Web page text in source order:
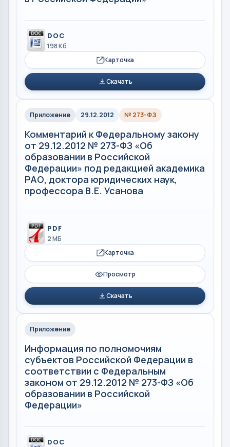
DOC
198 Кб
Карточка
Скачать
Приложение 29.12.2012 № 273-ФЗ
Комментарий к Федеральному закону
от 29.12.2012 № 273-ФЗ «Об
образовании в Российской
Федерации» под редакцией академика
РАО, доктора юридических наук,
профессора В.Е. Усанова
PDF
2 МБ
Карточка
Просмотр
Скачать
Приложение
Информация по полномочиям
субъектов Российской Федерации в
соответствии с Федеральным
законом от 29.12.2012 № 273-ФЗ «Об
образовании в Российской
Федерации»
DOC